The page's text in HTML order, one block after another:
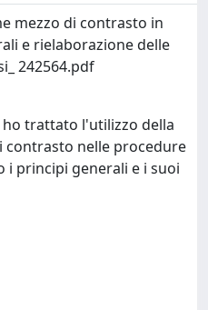
mezzo di contrasto in
e rielaborazione delle
242564.pdf
ho trattato l'utilizzo della
contrasto nelle procedure
i principi generali e i suoi